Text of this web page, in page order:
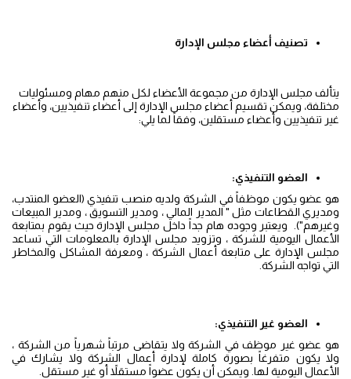
تصنيف أعضاء مجلس الإدارة
يتألف مجلس الإدارة من مجموعة الأعضاء لكل منهم مهام ومسئوليات
مختلفة، ويمكن تقسيم أعضاء مجلس الإدارة إلى أعضاء تنفيذيين، وأعضاء
غير تنفيذيين وأعضاء مستقلين، وفقاً لما يلي:
العضو التنفيذي:
هو عضو يكون موظفاً في الشركة ولديه منصب تنفيذي (العضو المنتدب،
ومديري القطاعات مثل " المدير المالي ، ومدير التسويق ، ومدير المبيعات
وغيرهم"). ويعتبر وجوده هام جداً داخل مجلس الإدارة حيث يقوم بمتابعة
الأعمال اليومية للشركة ، وتزويد مجلس الإدارة بالمعلومات التي تساعد
مجلس الإدارة على متابعة أعمال الشركة ، ومعرفة المشاكل والمخاطر
التي تواجه الشركة.
العضو غير التنفيذي:
هو عضو غير موظف في الشركة ولا يتقاضى مرتباً شهرياً من الشركة ،
ولا يكون متفرغاً بصورة كاملة لإدارة أعمال الشركة ولا يشارك في
الأعمال اليومية لها. ويمكن أن يكون عضواً مستقلاً أو غير مستقل.